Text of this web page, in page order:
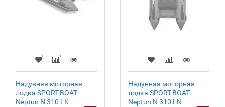
Надувная моторная
лодка SPORT-BOAT
Neptun N 310 LK
Надувная моторная
лодка SPORT-BOAT
Neptun N 310 LN